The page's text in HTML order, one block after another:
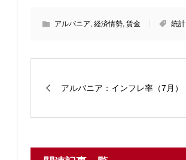
アルバニア 経済情勢, 賃金 統計,
アルバニア：インフレ率（7月）